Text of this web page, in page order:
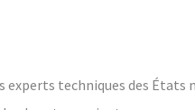
techniques des États